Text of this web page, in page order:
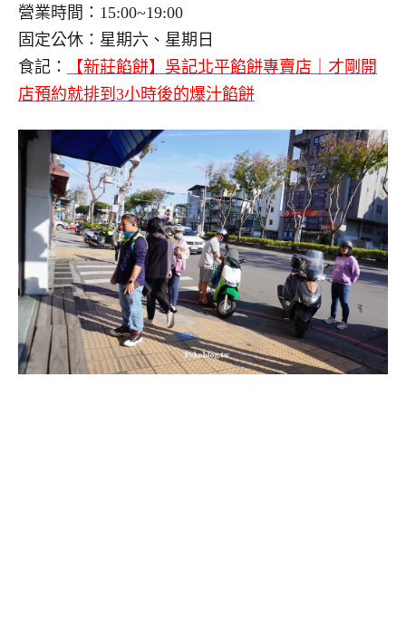
營業時間：15:00~19:00
固定公休：星期六、星期日
食記：
【新莊餡餅】吳記北平餡餅專賣店｜才剛開
店預約就排到3小時後的爆汁餡餅